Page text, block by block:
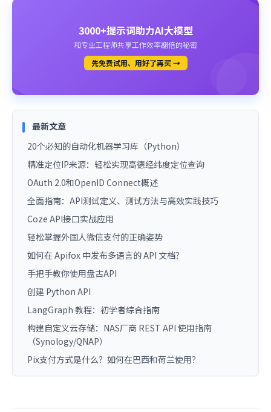
3000+提示词助力AI大模型
和专业工程师共享工作效率翻倍的秘密
先免费试用、用好了再买 →
最新文章
20个必知的自动化机器学习库（Python）
精准定位IP来源：轻松实现高德经纬度定位查询
OAuth 2.0和OpenID Connect概述
全面指南：API测试定义、测试方法与高效实践技巧
Coze API接口实战应用
轻松掌握外国人微信支付的正确姿势
如何在 Apifox 中发布多语言的 API 文档？
手把手教你使用盘古API
创建 Python API
LangGraph 教程：初学者综合指南
构建自定义云存储：NAS厂商 REST API 使用指南
（Synology/QNAP）
Pix支付方式是什么？如何在巴西和荷兰使用？